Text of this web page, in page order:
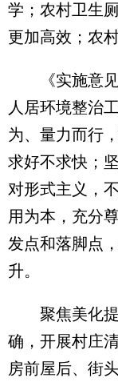
学；农村卫生
更加高效；农
《实施意见
人居环境整治
为、量力而行
求好不求快；
对形式主义，
用为本，充分
发点和落脚点
升。
聚焦美化提
确，开展村庄
房前屋后、街